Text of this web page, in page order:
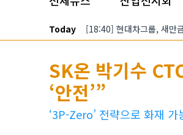
Today [18:40] 현대차그룹, 새만
SK온 박기수
‘안전’”
‘3P-Zero’ 전략으로 화재 가